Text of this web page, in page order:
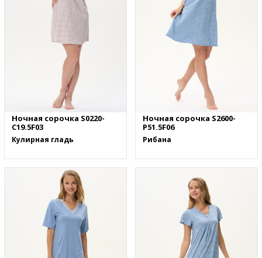
Ночная сорочка S0220-
C19.5F03
Кулирная гладь
Ночная сорочка S2600-
P51.5F06
Рибана